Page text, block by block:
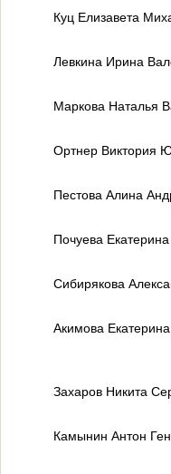
Куц Елизавета
Левкина Ирина
Маркова Наталья
Ортнер Виктория
Пестова Алина
Почуева
Сибирякова
Акимова
Захаров Никита
Камынин Антон